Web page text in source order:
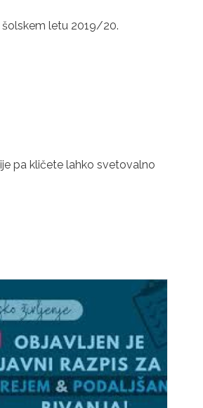
letu 2019/20.
pa kličete lahko svetovalno